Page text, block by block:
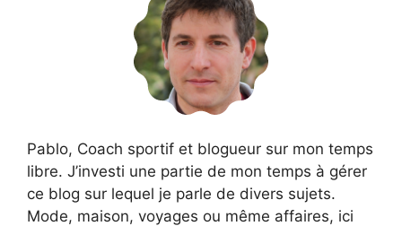
Pablo, Coach sportif et blogueur sur mon temps
libre. J’investi une partie de mon temps à gérer
ce blog sur lequel je parle de divers sujets.
Mode, maison, voyages ou même affaires, ici